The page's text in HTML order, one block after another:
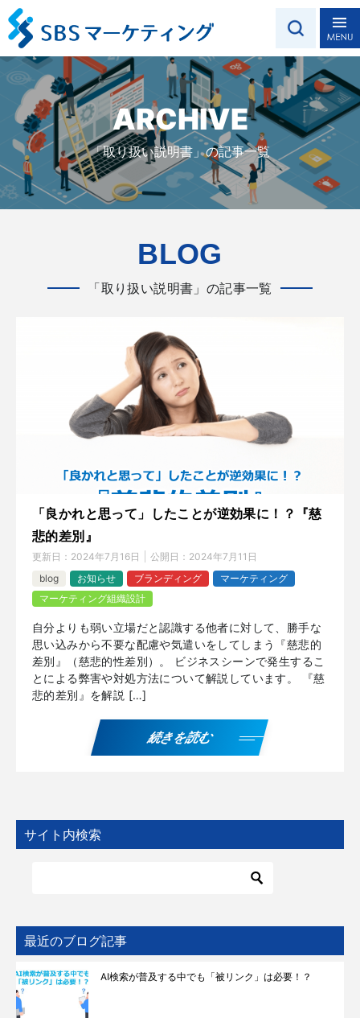
ARCHIVE
「取り扱い説明書」の記事一覧
BLOG
「取り扱い説明書」の記事一覧
「良かれと思って」したことが逆効果に！？『慈
悲的差別』
更新日： 2024年7月16日 公開日： 2024年7月11日
blog
お知らせ ブランディング
マーケティング
マーケティング組織設計
自分よりも弱い立場だと認識する他者に対して、勝手な
思い込みから不要な配慮や気遣いをしてしまう『慈悲的
差別』（慈悲的性差別）。 ビジネスシーンで発生するこ
とによる弊害や対処方法について解説しています。 『慈
悲的差別』を解説 […]
続きを読む
サイト内検索
最近のブログ記事
AI検索が普及する中でも「被リンク」は必要！？